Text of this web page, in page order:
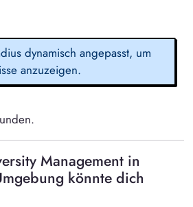
dynamisch angepasst, um
anzuzeigen.
Management in
könnte dich